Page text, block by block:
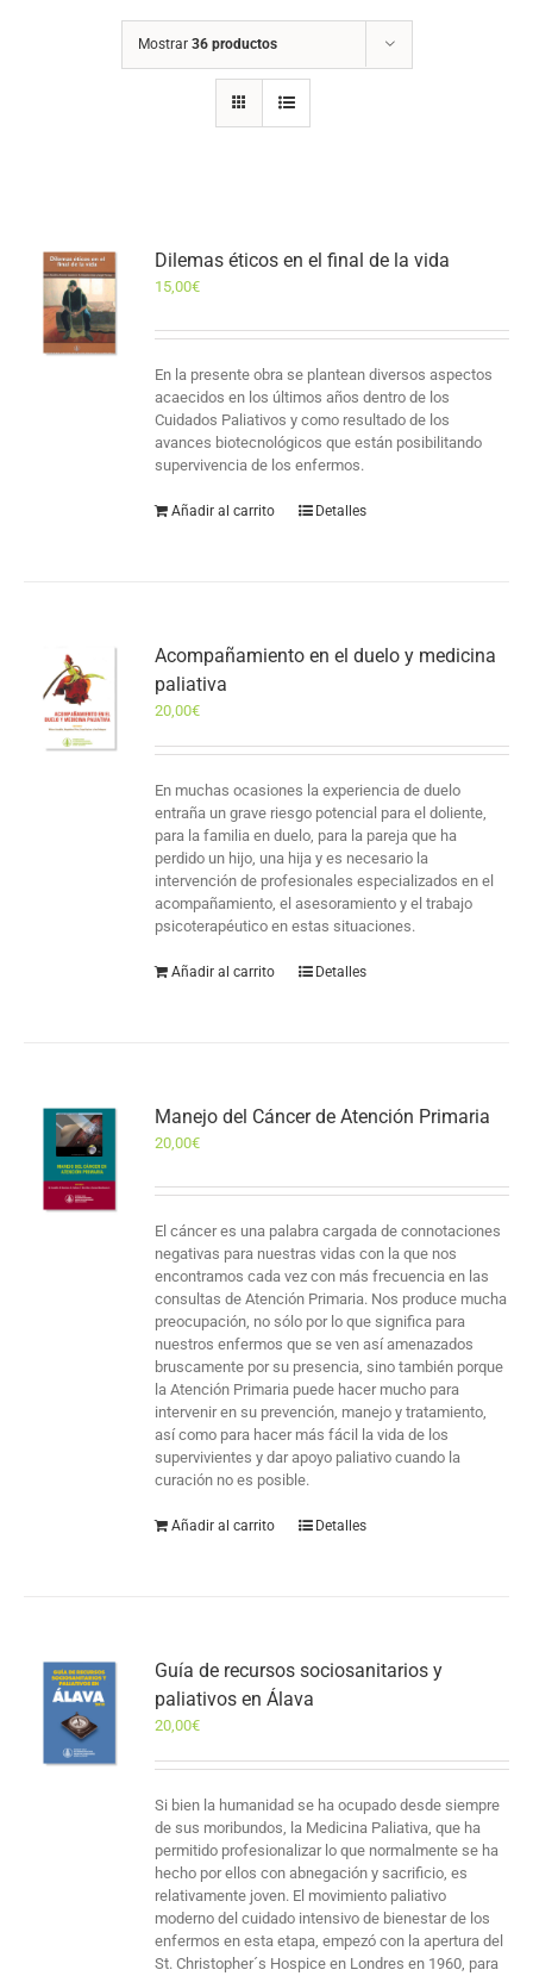
Mostrar 36 productos
Dilemas éticos en el final de la vida
15,00€
En la presente obra se plantean diversos aspectos
acaecidos en los últimos años dentro de los
Cuidados Paliativos y como resultado de los
avances biotecnológicos que están posibilitando
supervivencia de los enfermos.
Añadir al carrito Detalles
Acompañamiento en el duelo y medicina
paliativa
20,00€
En muchas ocasiones la experiencia de duelo
entraña un grave riesgo potencial para el doliente,
para la familia en duelo, para la pareja que ha
perdido un hijo, una hija y es necesario la
intervención de profesionales especializados en el
acompañamiento, el asesoramiento y el trabajo
psicoterapéutico en estas situaciones.
Añadir al carrito Detalles
Manejo del Cáncer de Atención Primaria
20,00€
El cáncer es una palabra cargada de connotaciones
negativas para nuestras vidas con la que nos
encontramos cada vez con más frecuencia en las
consultas de Atención Primaria. Nos produce mucha
preocupación, no sólo por lo que significa para
nuestros enfermos que se ven así amenazados
bruscamente por su presencia, sino también porque
la Atención Primaria puede hacer mucho para
intervenir en su prevención, manejo y tratamiento,
así como para hacer más fácil la vida de los
supervivientes y dar apoyo paliativo cuando la
curación no es posible.
Añadir al carrito Detalles
Guía de recursos sociosanitarios y
paliativos en Álava
20,00€
Si bien la humanidad se ha ocupado desde siempre
de sus moribundos, la Medicina Paliativa, que ha
permitido profesionalizar lo que normalmente se ha
hecho por ellos con abnegación y sacrificio, es
relativamente joven. El movimiento paliativo
moderno del cuidado intensivo de bienestar de los
enfermos en esta etapa, empezó con la apertura del
St. Christopher´s Hospice en Londres en 1960, para